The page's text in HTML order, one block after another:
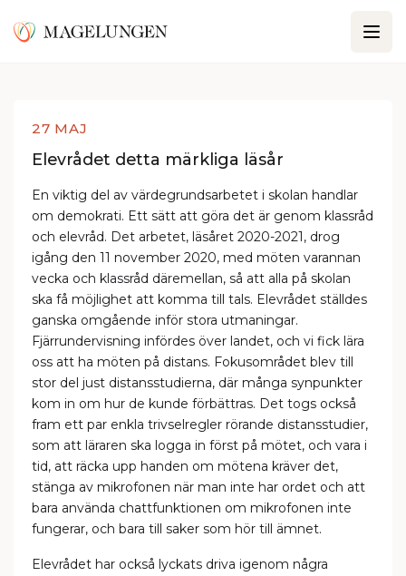
27 MAJ
Elevrådet detta märkliga läsår
En viktig del av värdegrundsarbetet i skolan handlar
om demokrati. Ett sätt att göra det är genom klassråd
och elevråd. Det arbetet, läsåret 2020-2021, drog
igång den 11 november 2020, med möten varannan
vecka och klassråd däremellan, så att alla på skolan
ska få möjlighet att komma till tals. Elevrådet ställdes
ganska omgående inför stora utmaningar.
Fjärrundervisning infördes över landet, och vi fick lära
oss att ha möten på distans. Fokusområdet blev till
stor del just distansstudierna, där många synpunkter
kom in om hur de kunde förbättras. Det togs också
fram ett par enkla trivselregler rörande distansstudier,
som att läraren ska logga in först på mötet, och vara i
tid, att räcka upp handen om mötena kräver det,
stänga av mikrofonen när man inte har ordet och att
bara använda chattfunktionen om mikrofonen inte
fungerar, och bara till saker som hör till ämnet.
Elevrådet har också lyckats driva igenom några